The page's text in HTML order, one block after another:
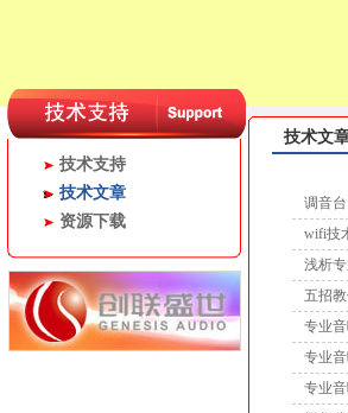
技术支持
技术文章
资源下载
技术文
调音
wifi技
浅析
五招
专业
专业
专业